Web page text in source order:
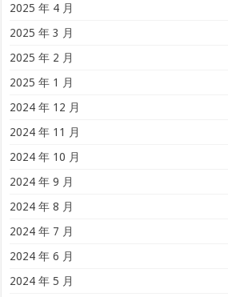
2025 年 4 月
2025 年 3 月
2025 年 2 月
2025 年 1 月
2024 年 12 月
2024 年 11 月
2024 年 10 月
2024 年 9 月
2024 年 8 月
2024 年 7 月
2024 年 6 月
2024 年 5 月